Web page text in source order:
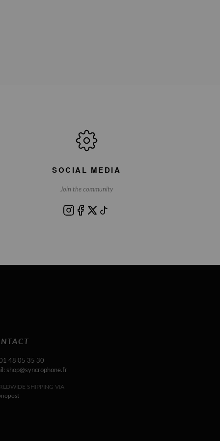
SOCIAL MEDIA
Join the community
48 05 35 30
shop@syncrophone.fr
SHIPPING VIA